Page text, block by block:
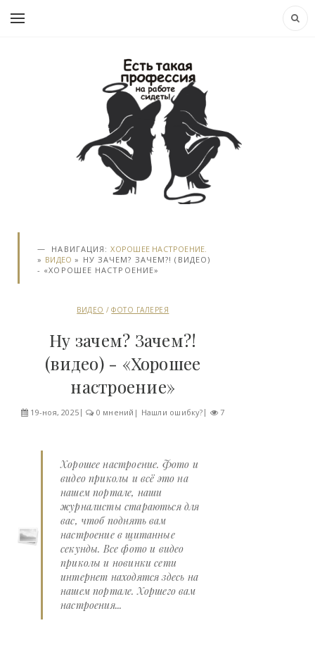
НАВИГАЦИЯ:ХОРОШЕЕ НАСТРОЕНИЕ.
» ВИДЕО » НУ ЗАЧЕМ? ЗАЧЕМ?! (ВИДЕО)
- «ХОРОШЕЕ НАСТРОЕНИЕ»
ВИДЕО /ФОТО ГАЛЕРЕЯ
Ну зачем? Зачем?!
(видео) - «Хорошее
настроение»
19-ноя, 2025 0 мнений | Нашли ошибку? 7
Хорошее настроение. Фото и
видео приколы и всё это на
нашем портале, наши
журналисты стараються для
вас, чтоб поднять вам
настроение в щитанные
секунды. Все фото и видео
приколы и новинки сети
интернет находятся здесь на
нашем портале. Хоршего вам
настроения...